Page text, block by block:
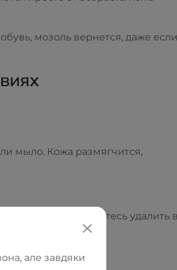
мозоль вернется, даже
мыло. Кожа размягчится,
для ног. Не пытайтесь удалить
але завдяки